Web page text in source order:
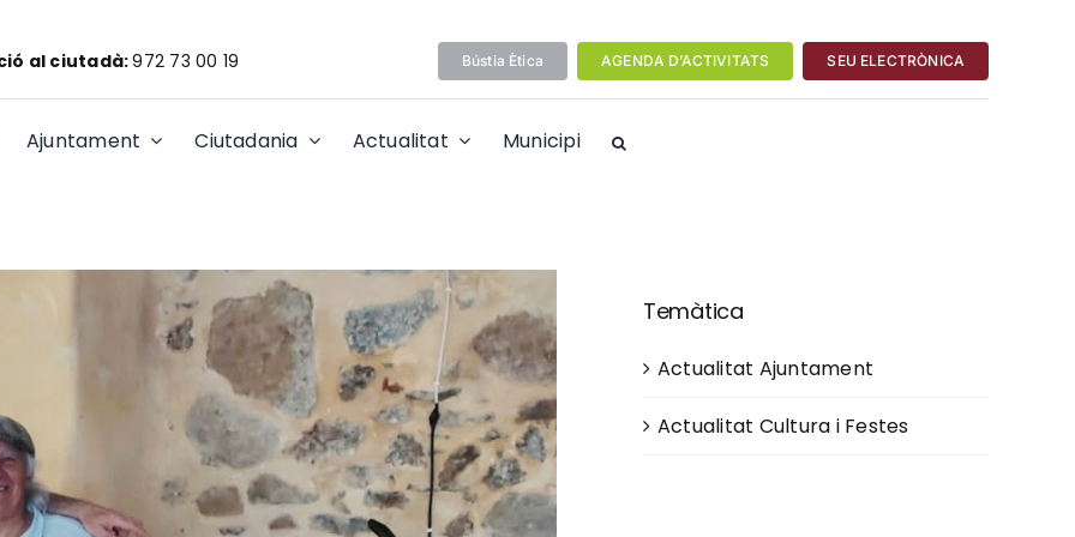
al ciutadà:972 73 00 19 Bústia Ètica AGENDA D’ACTIVITATS SEU ELECTRÒNICA
Ajuntament Ciutadania Actualitat Municipi
Temàtica
Actualitat Ajuntament
Actualitat Cultura i Festes